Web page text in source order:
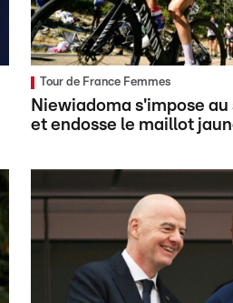
Tour de France Femmes
Niewiadoma s'impose
et endosse le maillot